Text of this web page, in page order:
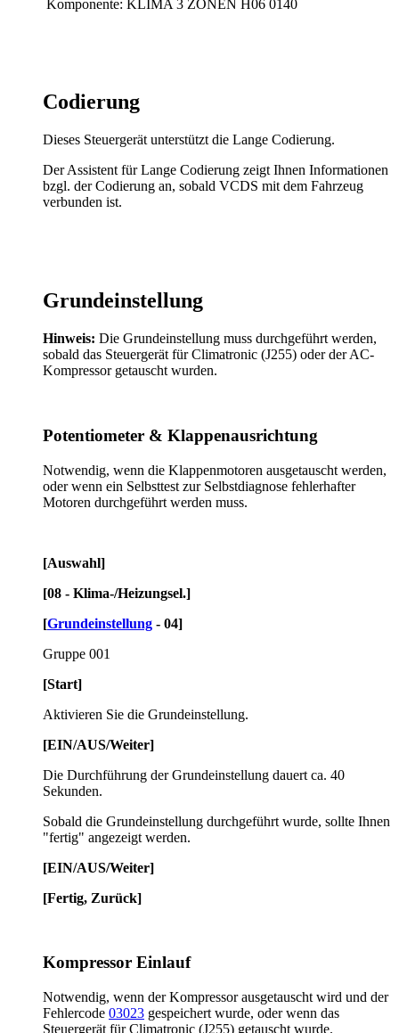
Komponente: KLIMA 3 ZONEN H06 0140
Codierung
Dieses Steuergerät unterstützt die Lange Codierung.
Der Assistent für Lange Codierung zeigt Ihnen Informationen
bzgl. der Codierung an, sobald VCDS mit dem Fahrzeug
verbunden ist.
Grundeinstellung
Hinweis: Die Grundeinstellung muss durchgeführt werden,
sobald das Steuergerät für Climatronic (J255) oder der AC-
Kompressor getauscht wurden.
Potentiometer & Klappenausrichtung
Notwendig, wenn die Klappenmotoren ausgetauscht werden,
oder wenn ein Selbsttest zur Selbstdiagnose fehlerhafter
Motoren durchgeführt werden muss.
[Auswahl]
[08 - Klima-/Heizungsel.]
[Grundeinstellung - 04]
Gruppe 001
[Start]
Aktivieren Sie die Grundeinstellung.
[EIN/AUS/Weiter]
Die Durchführung der Grundeinstellung dauert ca. 40
Sekunden.
Sobald die Grundeinstellung durchgeführt wurde, sollte Ihnen
"fertig" angezeigt werden.
[EIN/AUS/Weiter]
[Fertig, Zurück]
Kompressor Einlauf
Notwendig, wenn der Kompressor ausgetauscht wird und der
Fehlercode 03023 gespeichert wurde, oder wenn das
Steuergerät für Climatronic (J255) getauscht wurde.